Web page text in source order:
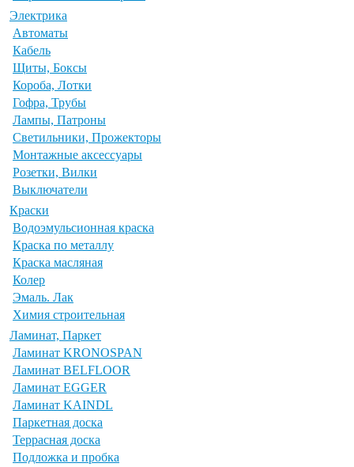
Электрика
Автоматы
Кабель
Щиты, Боксы
Короба, Лотки
Гофра, Трубы
Лампы, Патроны
Светильники, Прожекторы
Монтажные аксессуары
Розетки, Вилки
Выключатели
Краски
Водоэмульсионная краска
Краска по металлу
Краска масляная
Колер
Эмаль. Лак
Химия строительная
Ламинат, Паркет
Ламинат KRONOSPAN
Ламинат BELFLOOR
Ламинат EGGER
Ламинат KAINDL
Паркетная доска
Террасная доска
Подложка и пробка